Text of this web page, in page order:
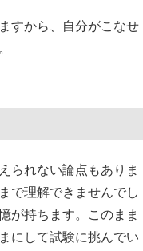
すから、自分がこなせ
られない論点もありま
で理解できませんでし
が持ちます。このまま
にして試験に挑んでい